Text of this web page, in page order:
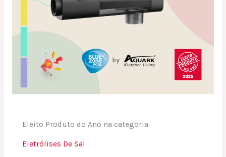
Eleito Produto do Ano na categoria:
Eletrólises De Sal